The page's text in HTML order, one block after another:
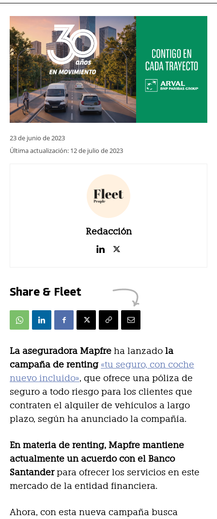
23 de junio de 2023
Última actualización: 12 de julio de 2023
Redacción
Share & Fleet
La aseguradora Mapfre ha lanzado la
campaña de renting «tu seguro, con coche
nuevo incluido», que ofrece una póliza de
seguro a todo riesgo para los clientes que
contraten el alquiler de vehículos a largo
plazo, según ha anunciado la compañía.
En materia de renting, Mapfre mantiene
actualmente un acuerdo con el Banco
Santanderpara ofrecer los servicios en este
mercado de la entidad financiera.
Ahora, con esta nueva campaña busca